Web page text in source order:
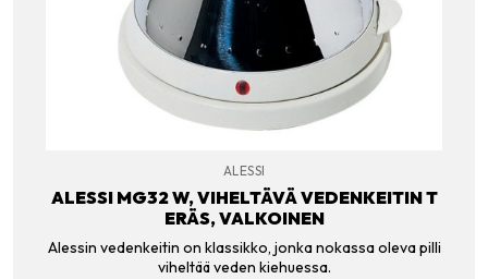
ALESSI
ALESSI MG32 W, VIHELTÄVÄ VEDENKEITIN T
ERÄS, VALKOINEN
Alessin vedenkeitin on klassikko, jonka nokassa oleva pilli
viheltää veden kiehuessa.